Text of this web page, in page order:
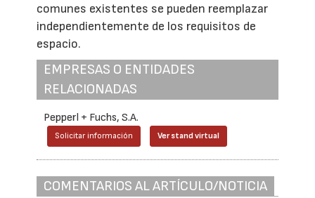
comunes existentes se pueden reemplazar
independientemente de los requisitos de
espacio.
EMPRESAS O ENTIDADES
RELACIONADAS
Pepperl + Fuchs, S.A.
Solicitar información Ver stand virtual
COMENTARIOS AL ARTÍCULO/NOTICIA